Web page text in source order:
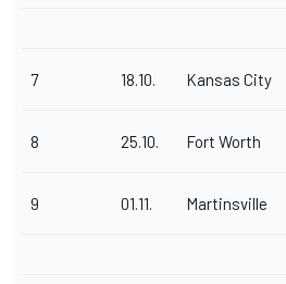
7 18.10. Kansas City
8 25.10. Fort Worth
9 01.11. Martinsville